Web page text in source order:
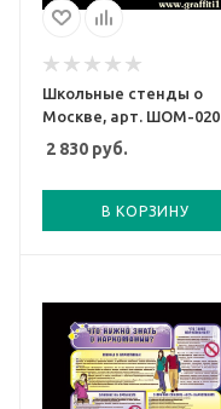
Школьные стенды о
Москве, арт. ШОМ-020
2 830 руб.
В КОРЗИНУ